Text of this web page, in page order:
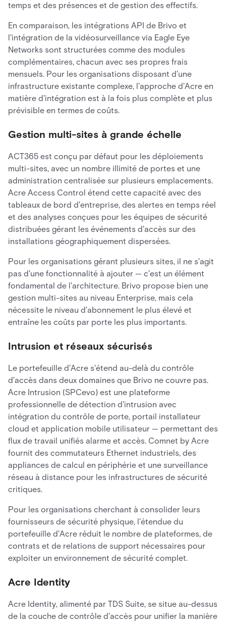
temps et des présences et de gestion des effectifs.
En comparaison, les intégrations API de Brivo et
l'intégration de la vidéosurveillance via Eagle Eye
Networks sont structurées comme des modules
complémentaires, chacun avec ses propres frais
mensuels. Pour les organisations disposant d'une
infrastructure existante complexe, l'approche d'Acre en
matière d'intégration est à la fois plus complète et plus
prévisible en termes de coûts.
Gestion multi-sites à grande échelle
ACT365 est conçu par défaut pour les déploiements
multi-sites, avec un nombre illimité de portes et une
administration centralisée sur plusieurs emplacements.
Acre Access Control étend cette capacité avec des
tableaux de bord d'entreprise, des alertes en temps réel
et des analyses conçues pour les équipes de sécurité
distribuées gérant les événements d'accès sur des
installations géographiquement dispersées.
Pour les organisations gérant plusieurs sites, il ne s'agit
pas d'une fonctionnalité à ajouter — c'est un élément
fondamental de l'architecture. Brivo propose bien une
gestion multi-sites au niveau Enterprise, mais cela
nécessite le niveau d'abonnement le plus élevé et
entraîne les coûts par porte les plus importants.
Intrusion et réseaux sécurisés
Le portefeuille d'Acre s'étend au-delà du contrôle
d'accès dans deux domaines que Brivo ne couvre pas.
Acre Intrusion (SPCevo) est une plateforme
professionnelle de détection d'intrusion avec
intégration du contrôle de porte, portail installateur
cloud et application mobile utilisateur — permettant des
flux de travail unifiés alarme et accès. Comnet by Acre
fournit des commutateurs Ethernet industriels, des
appliances de calcul en périphérie et une surveillance
réseau à distance pour les infrastructures de sécurité
critiques.
Pour les organisations cherchant à consolider leurs
fournisseurs de sécurité physique, l'étendue du
portefeuille d'Acre réduit le nombre de plateformes, de
contrats et de relations de support nécessaires pour
exploiter un environnement de sécurité complet.
Acre Identity
Acre Identity, alimenté par TDS Suite, se situe au-dessus
de la couche de contrôle d'accès pour unifier la manière